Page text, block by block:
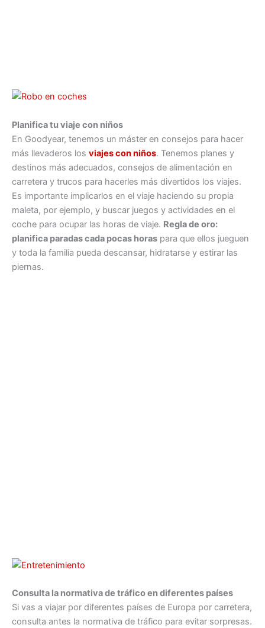
Planifica tu viaje con niños
En Goodyear, tenemos un máster en consejos para hacer
más llevaderos los viajes con niños. Tenemos planes y
destinos más adecuados, consejos de alimentación en
carretera y trucos para hacerles más divertidos los viajes.
Es importante implicarlos en el viaje haciendo su propia
maleta, por ejemplo, y buscar juegos y actividades en el
coche para ocupar las horas de viaje. Regla de oro:
planifica paradas cada pocas horas para que ellos jueguen
y toda la familia pueda descansar, hidratarse y estirar las
piernas.
Consulta la normativa de tráfico en diferentes países
Si vas a viajar por diferentes países de Europa por carretera,
consulta antes la normativa de tráfico para evitar sorpresas.